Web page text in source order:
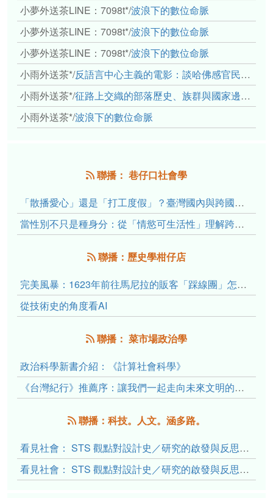
小夢外送茶LINE：7098t*/波浪下的數位命脈
小夢外送茶LINE：7098t*/波浪下的數位命脈
小夢外送茶LINE：7098t*/波浪下的數位命脈
小雨外送茶*/反語言中心主義的電影：談哈佛感官民族誌實驗室
小雨外送茶*/征路上交織的部落歷史、族群與國家邊界敘事： 《路有多長》、《高砂的翅膀》、《檔案／李光輝》
小雨外送茶*/波浪下的數位命脈
聯播： 巷仔口社會學
「散播愛心」還是「打工度假」？臺灣國內與跨國捐卵的利他修辭、金錢動機與身體代價
當性別不只是種身分：從「情慾可生活性」理解跨性別者的身體、慾望與認同探索
聯播：歷史學柑仔店
完美風暴：1623年前往馬尼拉的販客「踩線團」怎麼會困死於澎湖?
從技術史的角度看AI
聯播： 菜市場政治學
政治科學新書介紹：《計算社會科學》
《台灣紀行》推薦序：讓我們一起走向未來文明的備忘錄
聯播：科技。人文。涵多路。
看見社會： STS 觀點對設計史／研究的啟發與反思（下）
看見社會： STS 觀點對設計史／研究的啟發與反思（上）